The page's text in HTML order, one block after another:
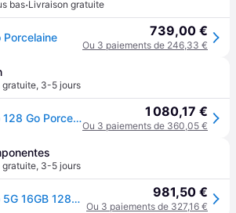
bas·Livraison gratuite
Porcelaine 739,00 €
Ou 3 paiements de 246,33 €
gratuite, 3-5 jours
Google Pixel 10 Pro 128 Go Porcelaine 1 080,17 €
Ou 3 paiements de 360,05 €
gratuite, 3-5 jours
Google Pixel 10 Pro 5G 16GB 128GB 6.3" Porcelaine 981,50 €
Ou 3 paiements de 327,16 €